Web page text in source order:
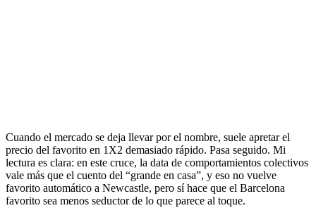
Cuando el mercado se deja llevar por el nombre, suele apretar el
precio del favorito en 1X2 demasiado rápido. Pasa seguido. Mi
lectura es clara: en este cruce, la data de comportamientos colectivos
vale más que el cuento del “grande en casa”, y eso no vuelve
favorito automático a Newcastle, pero sí hace que el Barcelona
favorito sea menos seductor de lo que parece al toque.